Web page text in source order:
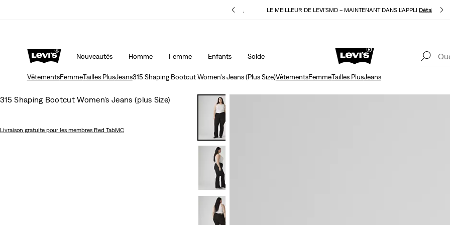
Détails LE MEILLEUR DE LEVI'SMD – MAINTENANT DANS L’APPLIDétails
Nouveautés Homme Femme Enfants Solde
15 % DE RABAIS SUR VOTRE PREMIÈRE COMMANDE
VêtementsFemmeTailles PlusJeans315 Shaping Bootcut Women's Jeans (Plus Size)VêtementsFemmeTailles PlusJeans
315 Shaping Bootcut Women's Jeans (plus Size)
Livraison gratuite pour les membres Red TabMC